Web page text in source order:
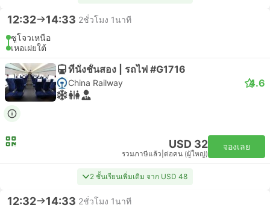
12:32 14:33 2ชั่วโมง 1นาที
ซูโจวเหนือ
เหอเฝยใต้
ที่นั่งชั้นสอง | รถไฟ #G1716
China Railway 4.6
USD 32
รวมภาษีแล้ว ต่อคน (ผู้ใหญ่)
จองเลย
2 ชั้นเรียนเพิ่มเติม จาก USD 48
12:32 14:33 2ชั่วโมง 1นาที